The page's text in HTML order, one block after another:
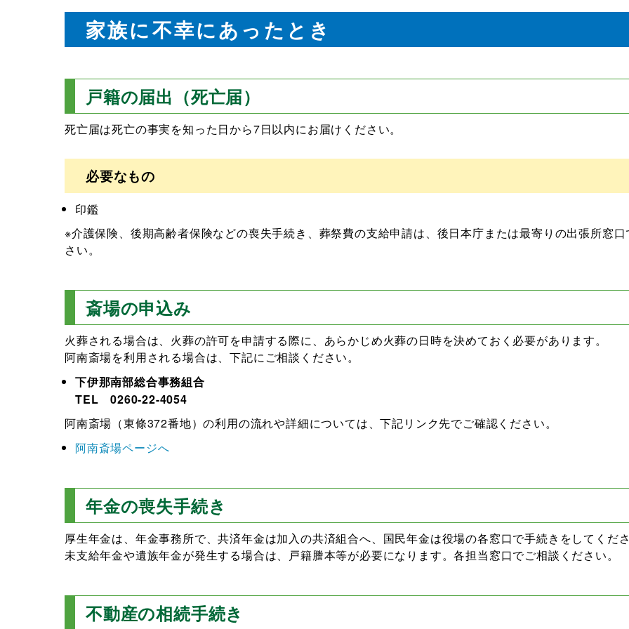
家族に不幸にあったとき
戸籍の届出（死亡届）
死亡届は死亡の事実を知った日から7日以内にお届けください。
必要なもの
印鑑
※介護保険、後期高齢者保険などの喪失手続き、葬祭費の支給申請は、後日本庁または最寄りの出張所窓
さい。
斎場の申込み
火葬される場合は、火葬の許可を申請する際に、あらかじめ火葬の日時を決めておく必要があります。
阿南斎場を利用される場合は、下記にご相談ください。
下伊那南部総合事務組合
TEL 0260-22-4054
阿南斎場（東條372番地）の利用の流れや詳細については、下記リンク先でご確認ください。
阿南斎場ページへ
年金の喪失手続き
厚生年金は、年金事務所で、共済年金は加入の共済組合へ、国民年金は役場の各窓口で手続きをしてくだ
未支給年金や遺族年金が発生する場合は、戸籍謄本等が必要になります。各担当窓口でご相談ください。
不動産の相続手続き